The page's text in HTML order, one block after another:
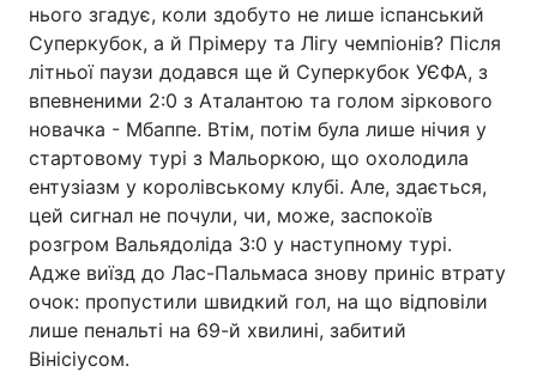
нього згадує, коли здобуто не лише іспанський
Суперкубок, а й Прімеру та Лігу чемпіонів? Після
літньої паузи додався ще й Суперкубок УЄФА, з
впевненими 2:0 з Аталантою та голом зіркового
новачка - Мбаппе. Втім, потім була лише нічия у
стартовому турі з Мальоркою, що охолодила
ентузіазм у королівському клубі. Але, здається,
цей сигнал не почули, чи, може, заспокоїв
розгром Вальядоліда 3:0 у наступному турі.
Адже виїзд до Лас-Пальмаса знову приніс втрату
очок: пропустили швидкий гол, на що відповіли
лише пенальті на 69-й хвилині, забитий
Вінісіусом.